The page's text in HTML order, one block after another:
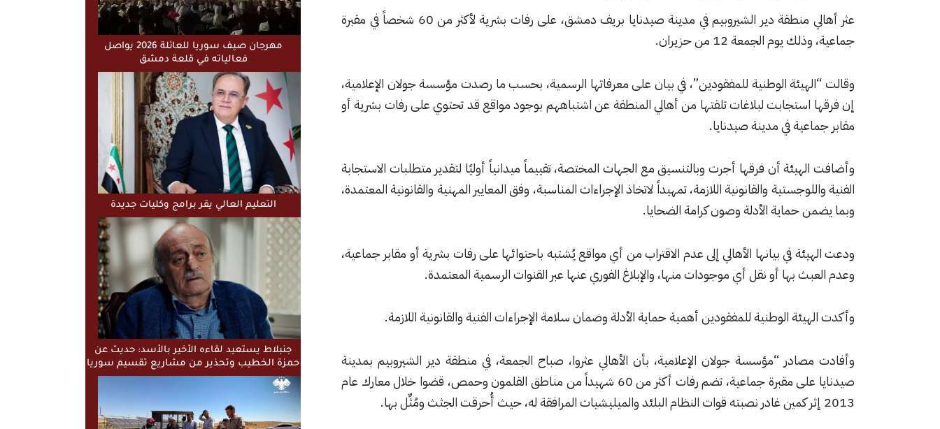
عثر أهالي منطقة دير الشيروبيم في مدينة صيدنايا بريف دمشق، على رفات بشرية لأكثر من 60 شخصاً في مقبرة
جماعية، وذلك يوم الجمعة 12 من حزيران.
وقالت “الهيئة الوطنية للمفقودين”، في بيان على معرفاتها الرسمية، بحسب ما رصدت مؤسسة جولان الإعلامية،
إن فرقها استجابت لبلاغات تلقتها من أهالي المنطقة عن اشتباههم بوجود مواقع قد تحتوي على رفات بشرية أو
مقابر جماعية في مدينة صيدنايا.
وأضافت الهيئة أن فرقها أجرت وبالتنسيق مع الجهات المختصة، تقييماً ميدانياً أوليًا لتقدير متطلبات الاستجابة
الفنية واللوجستية والقانونية اللازمة، تمهيداً لاتخاذ الإجراءات المناسبة، وفق المعايير المهنية والقانونية المعتمدة،
وبما يضمن حماية الأدلة وصون كرامة الضحايا.
ودعت الهيئة في بيانها الأهالي إلى عدم الاقتراب من أي مواقع يُشتبه باحتوائها على رفات بشرية أو مقابر جماعية،
وعدم العبث بها أو نقل أي موجودات منها، والإبلاغ الفوري عنها عبر القنوات الرسمية المعتمدة.
وأكدت الهيئة الوطنية للمفقودين أهمية حماية الأدلة وضمان سلامة الإجراءات الفنية والقانونية اللازمة.
وأفادت مصادر “مؤسسة جولان الإعلامية، بأن الأهالي عثروا، صباح الجمعة، في منطقة دير الشيروبيم بمدينة
صيدنايا على مقبرة جماعية، تضم رفات أكثر من 60 شهيداً من مناطق القلمون وحمص، قضوا خلال معارك عام
2013 إثر كمين غادر نصبته قوات النظام البلئد والميليشيات المرافقة له، حيث أُحرقت الجثث ومُثِّل بها.
مهرجان صيف سوريا للعائلة 2026 يواصل
فعالياته في قلعة دمشق
التعليم العالي يقر برامج وكليات جديدة
جنبلاط يستعيد لقاءه الأخير بالأسد: حديث عن
حمزة الخطيب وتحذير من مشاريع تقسيم سوريا